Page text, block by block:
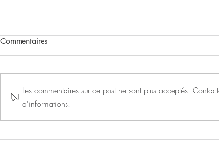
Une nouvelle piste cyclable
l’Assomption
Commentaires
Les commentaires sur ce post ne sont plus acceptés.
d'informations.